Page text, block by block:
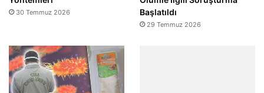
30 Temmuz 2026
Başlatıldı
29 Temmuz 2026